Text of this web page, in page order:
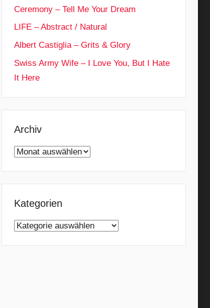
Ceremony – Tell Me Your Dream
LIFE – Abstract / Natural
Albert Castiglia – Grits & Glory
Swiss Army Wife – I Love You, But I Hate
It Here
Archiv
Archiv
Kategorien
Kategorien